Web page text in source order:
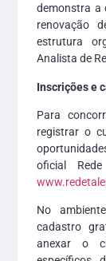
demonstra a
renovação
estrutura
Analista de
Inscrições e
Para
registrar o
oficial
No
cadastro
anexar o